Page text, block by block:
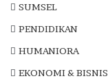
SUMSEL
PENDIDIKAN
HUMANIORA
EKONOMI & BISNIS